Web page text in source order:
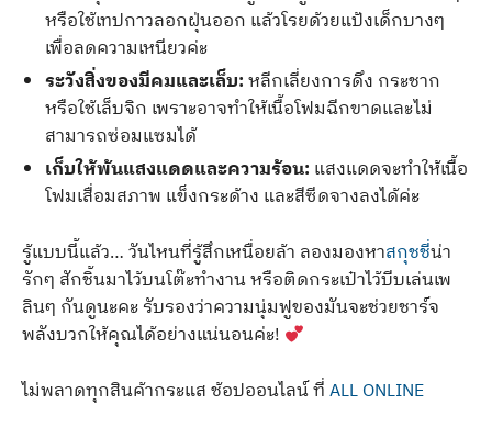
หรือใช้เทปกาวลอกฝุ่นออก แล้วโรยด้วยแป้งเด็กบางๆ
เพื่อลดความเหนียวค่ะ
ระวังสิ่งของมีคมและเล็บ:หลีกเลี่ยงการดึง กระชาก
หรือใช้เล็บจิก เพราะอาจทำให้เนื้อโฟมฉีกขาดและไม่
สามารถซ่อมแซมได้
เก็บให้พ้นแสงแดดและความร้อน: แสงแดดจะทำให้เนื้อ
โฟมเสื่อมสภาพ แข็งกระด้าง และสีซีดจางลงได้ค่ะ
รู้แบบนี้แล้ว… วันไหนที่รู้สึกเหนื่อยล้า ลองมองหาสกุชชี่น่า
รักๆ สักชิ้นมาไว้บนโต๊ะทำงาน หรือติดกระเป๋าไว้บีบเล่นเพ
ลินๆ กันดูนะคะ รับรองว่าความนุ่มฟูของมันจะช่วยชาร์จ
พลังบวกให้คุณได้อย่างแน่นอนค่ะ!
ไม่พลาดทุกสินค้ากระแส ช้อปออนไลน์ ที่ALL ONLINE